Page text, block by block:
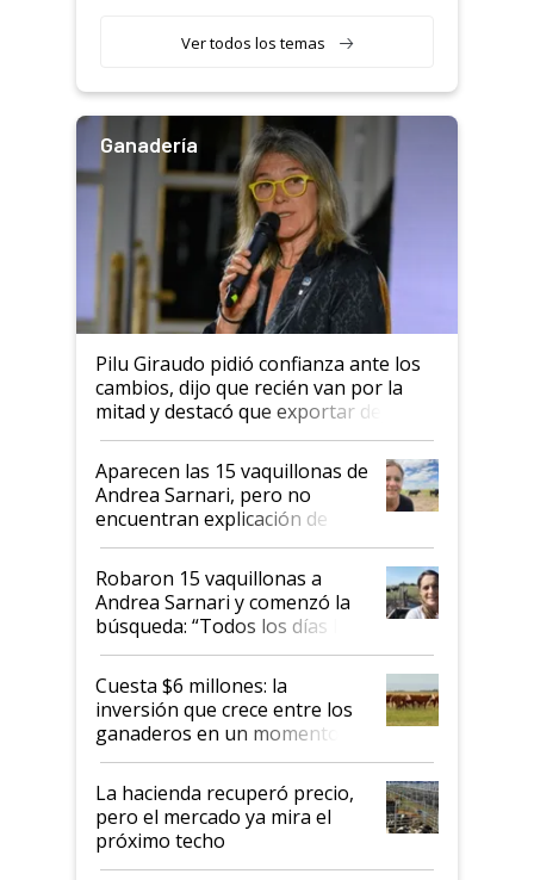
variedades que marcan un
salto tecnológico en genética y
Ver todos los temas
Ganadería
Pilu Giraudo pidió confianza ante los
cambios, dijo que recién van por la
mitad y destacó que exportar dejó de
ser "para unos pocos": "Tenemos un
mandato muy claro del gobierno
nacional"
Aparecen las 15 vaquillonas de
Andrea Sarnari, pero no
encuentran explicación de
cómo llegaron allí
Robaron 15 vaquillonas a
Andrea Sarnari y comenzó la
búsqueda: “Todos los días le
toca a algún productor”
Cuesta $6 millones: la
inversión que crece entre los
ganaderos en un momento
histórico para la actividad
La hacienda recuperó precio,
pero el mercado ya mira el
próximo techo